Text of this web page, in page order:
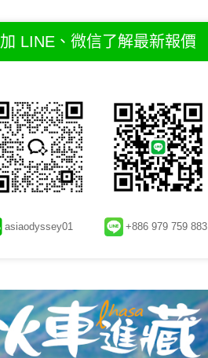
加 LINE、微信了解最新報價
asiaodyssey01 +886 979 759 883